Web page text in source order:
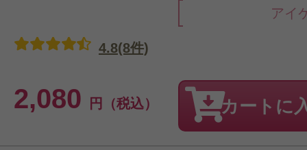
アイ
2,080 円（税込）
4.8(8件)
カートに